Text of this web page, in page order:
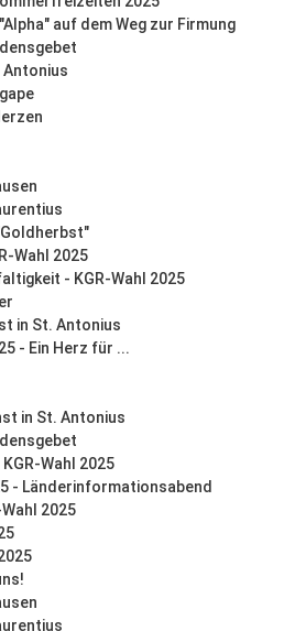
auf dem Weg zur Firmung
Antonius
Wahl 2025
- KGR-Wahl 2025
in St. Antonius
- Ein Herz für ...
in St. Antonius
Wahl 2025
- Länderinformationsabend
2025